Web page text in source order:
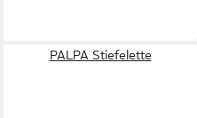
PALPA Stiefelette